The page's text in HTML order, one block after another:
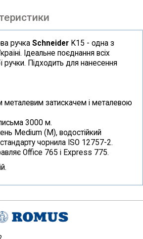
ручка Schneider K15 - одна з
Ідеальне поєднання всіх
ручки. Підходить для нанесення
металевим затискачем і металевою
3000 м.
Medium (M), водостійкий
чорнила ISO 12757-2.
Office 765 і Express 775.